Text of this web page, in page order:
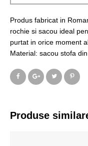
Produs fabricat in
rochie si sacou ideal
purtat in orice moment
Material: sacou stofa
Produse